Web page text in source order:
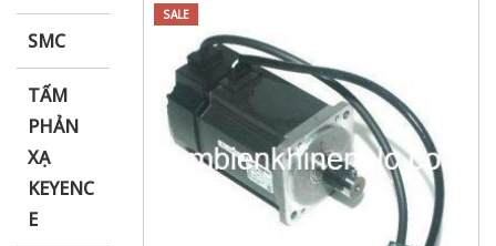
SMC
TẤM
PHẢN
XẠ
KEYENC
E
SALE